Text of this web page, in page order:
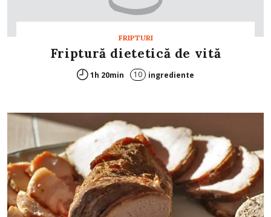
FRIPTURI
Friptură dietetică de vită
1h 20min 10 ingrediente